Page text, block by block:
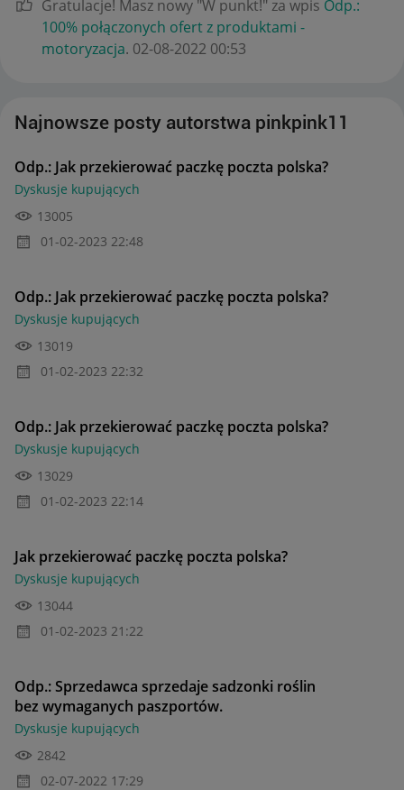
Gratulacje! Masz nowy "W punkt!" za wpis Odp.:
100% połączonych ofert z produktami -
motoryzacja. ‎02-08-2022 00:53
Najnowsze posty autorstwa pinkpink11
Odp.: Jak przekierować paczkę poczta polska?
Dyskusje kupujących
13005
‎01-02-2023 22:48
Odp.: Jak przekierować paczkę poczta polska?
Dyskusje kupujących
13019
‎01-02-2023 22:32
Odp.: Jak przekierować paczkę poczta polska?
Dyskusje kupujących
13029
‎01-02-2023 22:14
Jak przekierować paczkę poczta polska?
Dyskusje kupujących
13044
‎01-02-2023 21:22
Odp.: Sprzedawca sprzedaje sadzonki roślin
bez wymaganych paszportów.
Dyskusje kupujących
2842
‎02-07-2022 17:29